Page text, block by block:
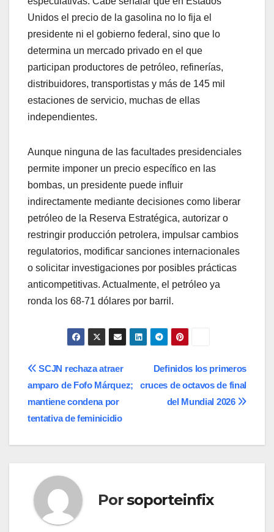
Unidos el precio de la gasolina no lo fija el
presidente ni el gobierno federal, sino que lo
determina un mercado privado en el que
participan productores de petróleo, refinerías,
distribuidores, transportistas y más de 145 mil
estaciones de servicio, muchas de ellas
independientes.
Aunque ninguna de las facultades presidenciales
permite imponer un precio específico en las
bombas, un presidente puede influir
indirectamente mediante decisiones como liberar
petróleo de la Reserva Estratégica, autorizar o
restringir producción petrolera, impulsar cambios
regulatorios, modificar sanciones internacionales
o solicitar investigaciones por posibles prácticas
anticompetitivas. Actualmente, el petróleo ya
ronda los 68-71 dólares por barril.
Navegación
de
entradas
Definidos los primeros
cruces de octavos de final
del Mundial 2026
SCJN rechaza atraer
amparo de Fofo Márquez;
mantiene condena por
tentativa de feminicidio
Porsoporteinfix